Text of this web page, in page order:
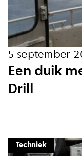
privacy
Een duik
Drill
5 september
Techniek